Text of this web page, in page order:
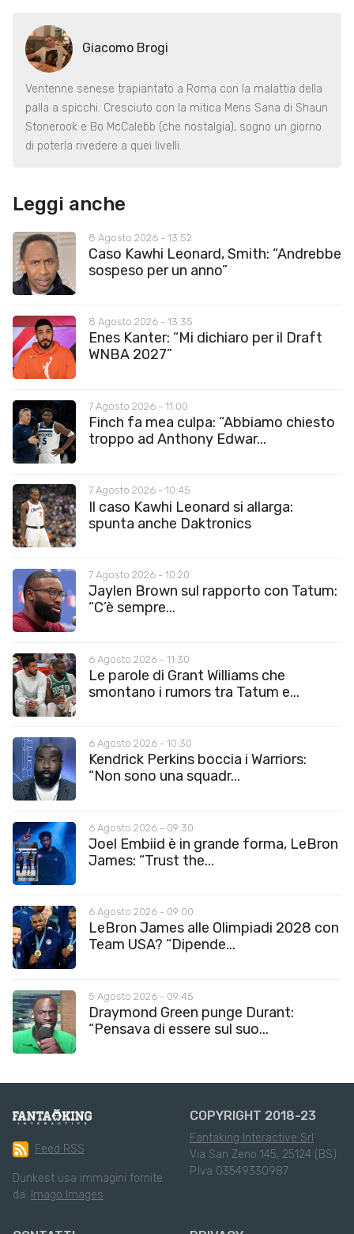
Giacomo Brogi
Ventenne senese trapiantato a Roma con la malattia della
palla a spicchi. Cresciuto con la mitica Mens Sana di Shaun
Stonerook e Bo McCalebb (che nostalgia), sogno un giorno
di poterla rivedere a quei livelli.
Leggi anche
8 Agosto 2026 - 13:52
Caso Kawhi Leonard, Smith: “Andrebbe
sospeso per un anno”
8 Agosto 2026 - 13:35
Enes Kanter: “Mi dichiaro per il Draft
WNBA 2027”
7 Agosto 2026 - 11:00
Finch fa mea culpa: “Abbiamo chiesto
troppo ad Anthony Edwar...
7 Agosto 2026 - 10:45
Il caso Kawhi Leonard si allarga:
spunta anche Daktronics
7 Agosto 2026 - 10:20
Jaylen Brown sul rapporto con Tatum:
“C’è sempre...
6 Agosto 2026 - 11:30
Le parole di Grant Williams che
smontano i rumors tra Tatum e...
6 Agosto 2026 - 10:30
Kendrick Perkins boccia i Warriors:
“Non sono una squadr...
6 Agosto 2026 - 09:30
Joel Embiid è in grande forma, LeBron
James: “Trust the...
6 Agosto 2026 - 09:00
LeBron James alle Olimpiadi 2028 con
Team USA? “Dipende...
5 Agosto 2026 - 09:45
Draymond Green punge Durant:
“Pensava di essere sul suo...
Feed RSS
Dunkest usa immagini fornite
da: Imago Images
COPYRIGHT 2018-23
Fantaking Interactive Srl
Via San Zeno 145, 25124 (BS)
P.Iva 03549330987